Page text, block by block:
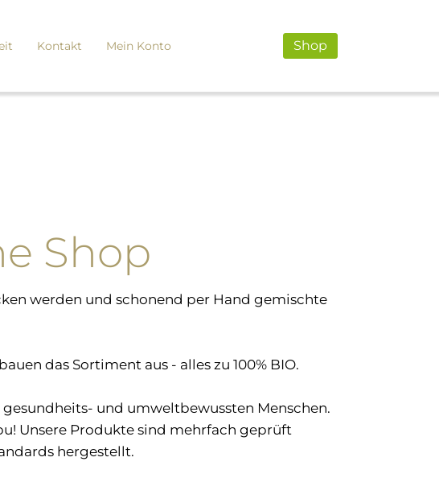
Kontakt Mein Konto Shop
Shop
werden und schonend per Hand gemischte
das Sortiment aus - alles zu 100% BIO.
und umweltbewussten Menschen.
Unsere Produkte sind mehrfach geprüft
hergestellt.